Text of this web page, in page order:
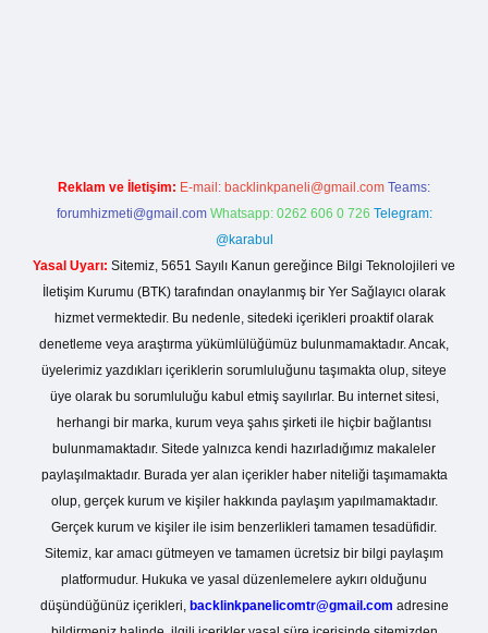
Reklam ve İletişim: E-mail: backlinkpaneli@gmail.com Teams:
forumhizmeti@gmail.com Whatsapp: 0262 606 0 726 Telegram:
@karabul
Yasal Uyarı: Sitemiz, 5651 Sayılı Kanun gereğince Bilgi Teknolojileri ve
İletişim Kurumu (BTK) tarafından onaylanmış bir Yer Sağlayıcı olarak
hizmet vermektedir. Bu nedenle, sitedeki içerikleri proaktif olarak
denetleme veya araştırma yükümlülüğümüz bulunmamaktadır. Ancak,
üyelerimiz yazdıkları içeriklerin sorumluluğunu taşımakta olup, siteye
üye olarak bu sorumluluğu kabul etmiş sayılırlar. Bu internet sitesi,
herhangi bir marka, kurum veya şahıs şirketi ile hiçbir bağlantısı
bulunmamaktadır. Sitede yalnızca kendi hazırladığımız makaleler
paylaşılmaktadır. Burada yer alan içerikler haber niteliği taşımamakta
olup, gerçek kurum ve kişiler hakkında paylaşım yapılmamaktadır.
Gerçek kurum ve kişiler ile isim benzerlikleri tamamen tesadüfidir.
Sitemiz, kar amacı gütmeyen ve tamamen ücretsiz bir bilgi paylaşım
platformudur. Hukuka ve yasal düzenlemelere aykırı olduğunu
düşündüğünüz içerikleri, backlinkpanelicomtr@gmail.com adresine